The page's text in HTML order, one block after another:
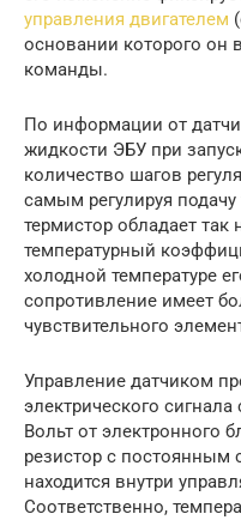
управления двигателем
основании которого он
команды.
По информации от
жидкости ЭБУ при
количество шагов
самым регулируя
термистор обладает
температурный
холодной температуре
сопротивление имеет
чувствительного
Управление датчиком
электрического
Вольт от электронного
резистор с постоянным
находится внутри
Соответственно,